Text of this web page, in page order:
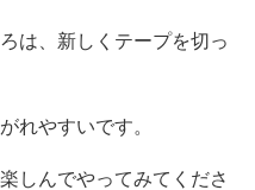
は、新しくテープを切っ
れやすいです。
しんでやってみてくださ